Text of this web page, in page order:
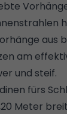
aus
am
und steif.
fürs
Meter